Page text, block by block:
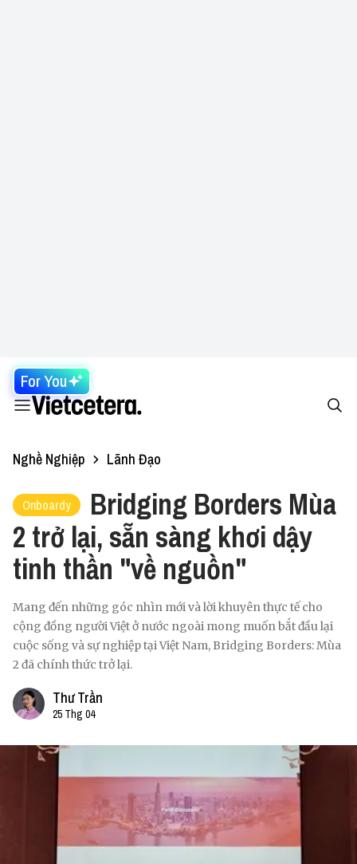
For You
Nghề Nghiệp Lãnh Đạo
Onboardy
Bridging Borders Mùa
2 trở lại, sẵn sàng khơi dậy
tinh thần "về nguồn"
Mang đến những góc nhìn mới và lời khuyên thực tế cho
cộng đồng người Việt ở nước ngoài mong muốn bắt đầu lại
cuộc sống và sự nghiệp tại Việt Nam, Bridging Borders: Mùa
2 đã chính thức trở lại.
Thư Trần
25 Thg 04